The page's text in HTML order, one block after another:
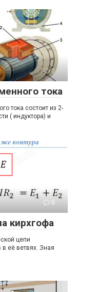
0
тока
тока состоит из 2-
( индуктора) и
0
кирхгофа
цепи
её ветвях. Зная